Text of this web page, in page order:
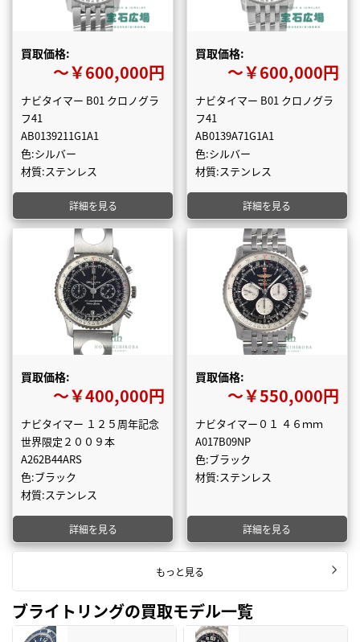
買取価格:
〜￥600,000円
ナビタイマー B01 クロノグラ
フ41
AB0139211G1A1
色:シルバー
材質:ステンレス
詳細を見る
買取価格:
〜￥600,000円
ナビタイマー B01 クロノグラ
フ41
AB0139A71G1A1
色:シルバー
材質:ステンレス
詳細を見る
買取価格:
〜￥400,000円
ナビタイマー １２５周年記念
世界限定２００９本
A262B44ARS
色:ブラック
材質:ステンレス
詳細を見る
買取価格:
〜￥550,000円
ナビタイマー０１ ４６ｍｍ
A017B09NP
色:ブラック
材質:ステンレス
詳細を見る
もっと見る
ブライトリングの買取モデル一覧